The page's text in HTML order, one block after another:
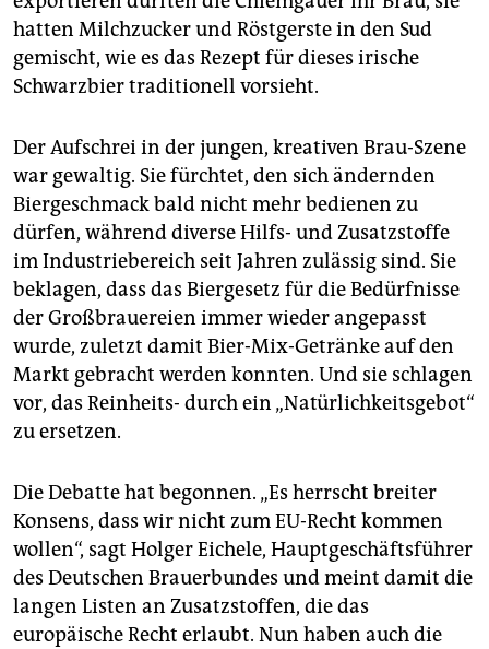
hatten Milchzucker und Röstgerste in den Sud
gemischt, wie es das Rezept für dieses irische
Schwarzbier traditionell vorsieht.
Der Aufschrei in der jungen, kreativen Brau-Szene
war gewaltig. Sie fürchtet, den sich ändernden
Biergeschmack bald nicht mehr bedienen zu
dürfen, während diverse Hilfs- und Zusatzstoffe
im Industriebereich seit Jahren zulässig sind. Sie
beklagen, dass das Biergesetz für die Bedürfnisse
der Großbrauereien immer wieder angepasst
wurde, zuletzt damit Bier-Mix-Getränke auf den
Markt gebracht werden konnten. Und sie schlagen
vor, das Reinheits- durch ein „Natürlichkeitsgebot“
zu ersetzen.
Die Debatte hat begonnen. „Es herrscht breiter
Konsens, dass wir nicht zum EU-Recht kommen
wollen“, sagt Holger Eichele, Hauptgeschäftsführer
des Deutschen Brauerbundes und meint damit die
langen Listen an Zusatzstoffen, die das
europäische Recht erlaubt. Nun haben auch die